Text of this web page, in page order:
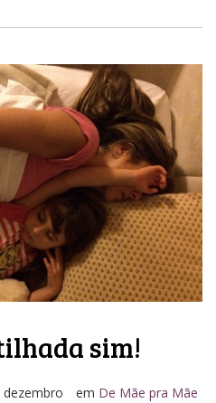
sim!
dezembro em De Mãe pra Mãe